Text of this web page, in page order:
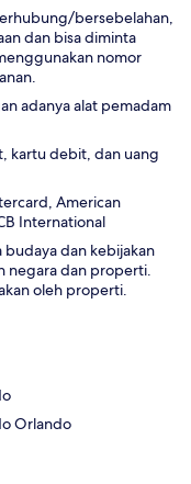
bersebelahan,
dan bisa diminta
nomor
adanya alat pemadam
kartu debit, dan uang
American
International
dan kebijakan
negara dan properti.
oleh properti.
Orlando